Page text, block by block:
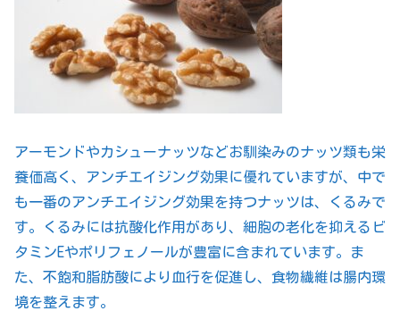
アーモンドやカシューナッツなどお馴染みのナッツ類も栄
養価高く、アンチエイジング効果に優れていますが、中で
も一番のアンチエイジング効果を持つナッツは、くるみで
す。くるみには抗酸化作用があり、細胞の老化を抑えるビ
タミンEやポリフェノールが豊富に含まれています。ま
た、不飽和脂肪酸により血行を促進し、食物繊維は腸内環
境を整えます。